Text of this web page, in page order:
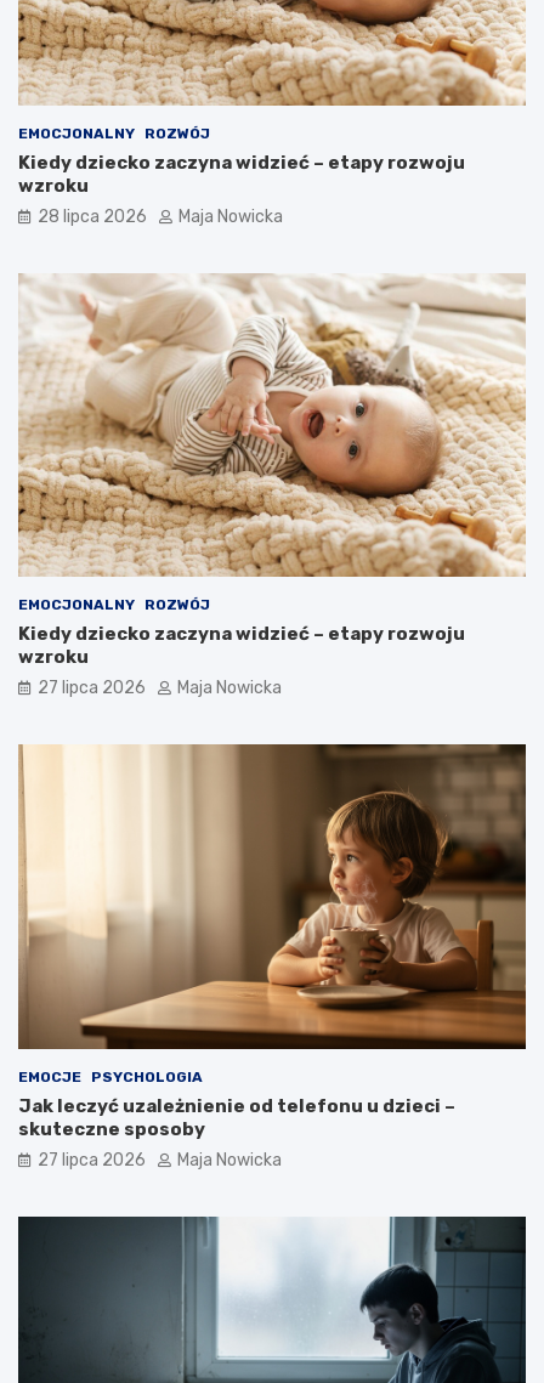
EMOCJONALNY ROZWÓJ
Kiedy dziecko zaczyna widzieć – etapy rozwoju
wzroku
28 lipca 2026 Maja Nowicka
EMOCJONALNY ROZWÓJ
Kiedy dziecko zaczyna widzieć – etapy rozwoju
wzroku
27 lipca 2026 Maja Nowicka
EMOCJE PSYCHOLOGIA
Jak leczyć uzależnienie od telefonu u dzieci –
skuteczne sposoby
27 lipca 2026 Maja Nowicka